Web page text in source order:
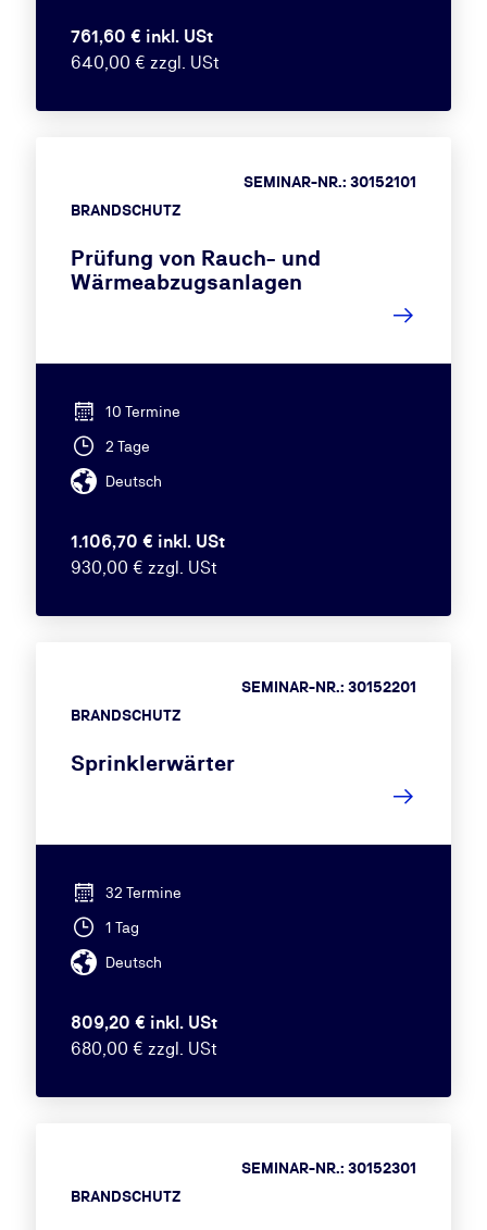
761,60 € inkl. USt
640,00 € zzgl. USt
BRANDSCHUTZ
SEMINAR-NR.: 30152101
Prüfung von Rauch- und
Wärmeabzugsanlagen
10 Termine
2 Tage
Deutsch
1.106,70 € inkl. USt
930,00 € zzgl. USt
BRANDSCHUTZ
SEMINAR-NR.: 30152201
Sprinklerwärter
32 Termine
1 Tag
Deutsch
809,20 € inkl. USt
680,00 € zzgl. USt
BRANDSCHUTZ
SEMINAR-NR.: 30152301